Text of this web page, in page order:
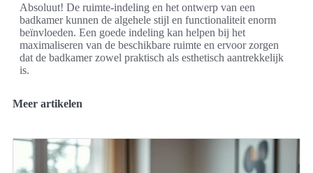
Absoluut! De ruimte-indeling en het ontwerp van een
badkamer kunnen de algehele stijl en functionaliteit enorm
beïnvloeden. Een goede indeling kan helpen bij het
maximaliseren van de beschikbare ruimte en ervoor zorgen
dat de badkamer zowel praktisch als esthetisch aantrekkelijk
is.
Meer artikelen